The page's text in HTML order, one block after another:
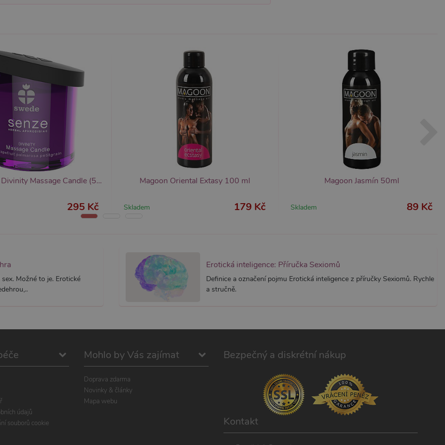
Swede Senze Divinity Massage Candle (50 ml), aromatická masážní svíčka
295 Kč
Magoon Oriental Extasy 100 ml
Skladem 179 Kč
Magoon Jasmín 50ml
Skladem 89 Kč
Možné to je. Erotické
Erotická inteligence: Příručka Sexiomů
Definice a označení pojmu Erotická inteligence z příručky Sexiomů. Rychle
a stručně.
údajů
souborů cookie
Mohlo by Vás zajímat
Doprava zdarma
Novinky & články
Mapa webu
Bezpečný a diskrétní nákup
Kontakt
načtení dalších skriptů a kódu na stránku. Pokud je použit, lze jej považovat za
Inc.
Pro pokračující podporu lepivosti s případy použití CORS po aktualizaci
Chromium vytváříme další soubory cookie lepivosti pro každou z těchto funkcí
lepivosti založených na trvání s názvem AWSALBCORS (ALB).
LLC
Google reCAPTCHA nastaví při spuštění potřebný soubor cookie (_GRECAPTCHA)
Tento soubor cookie obsahuje informace o relaci. Je nezbytný pro správnou
používané analytické služby Google. Tento soubor cookie se používá k rozlišení jedinečných uživatelů
přiřazením náhodně vygenerovaného čísla jako identifikátoru klienta. Je součástí každého požadavku na
stránku na webu a slouží k výpočtu údajů o návštěvnících, relacích a kampaních pro analytické přehledy
identifikaci zařízení napříč návštěvami.